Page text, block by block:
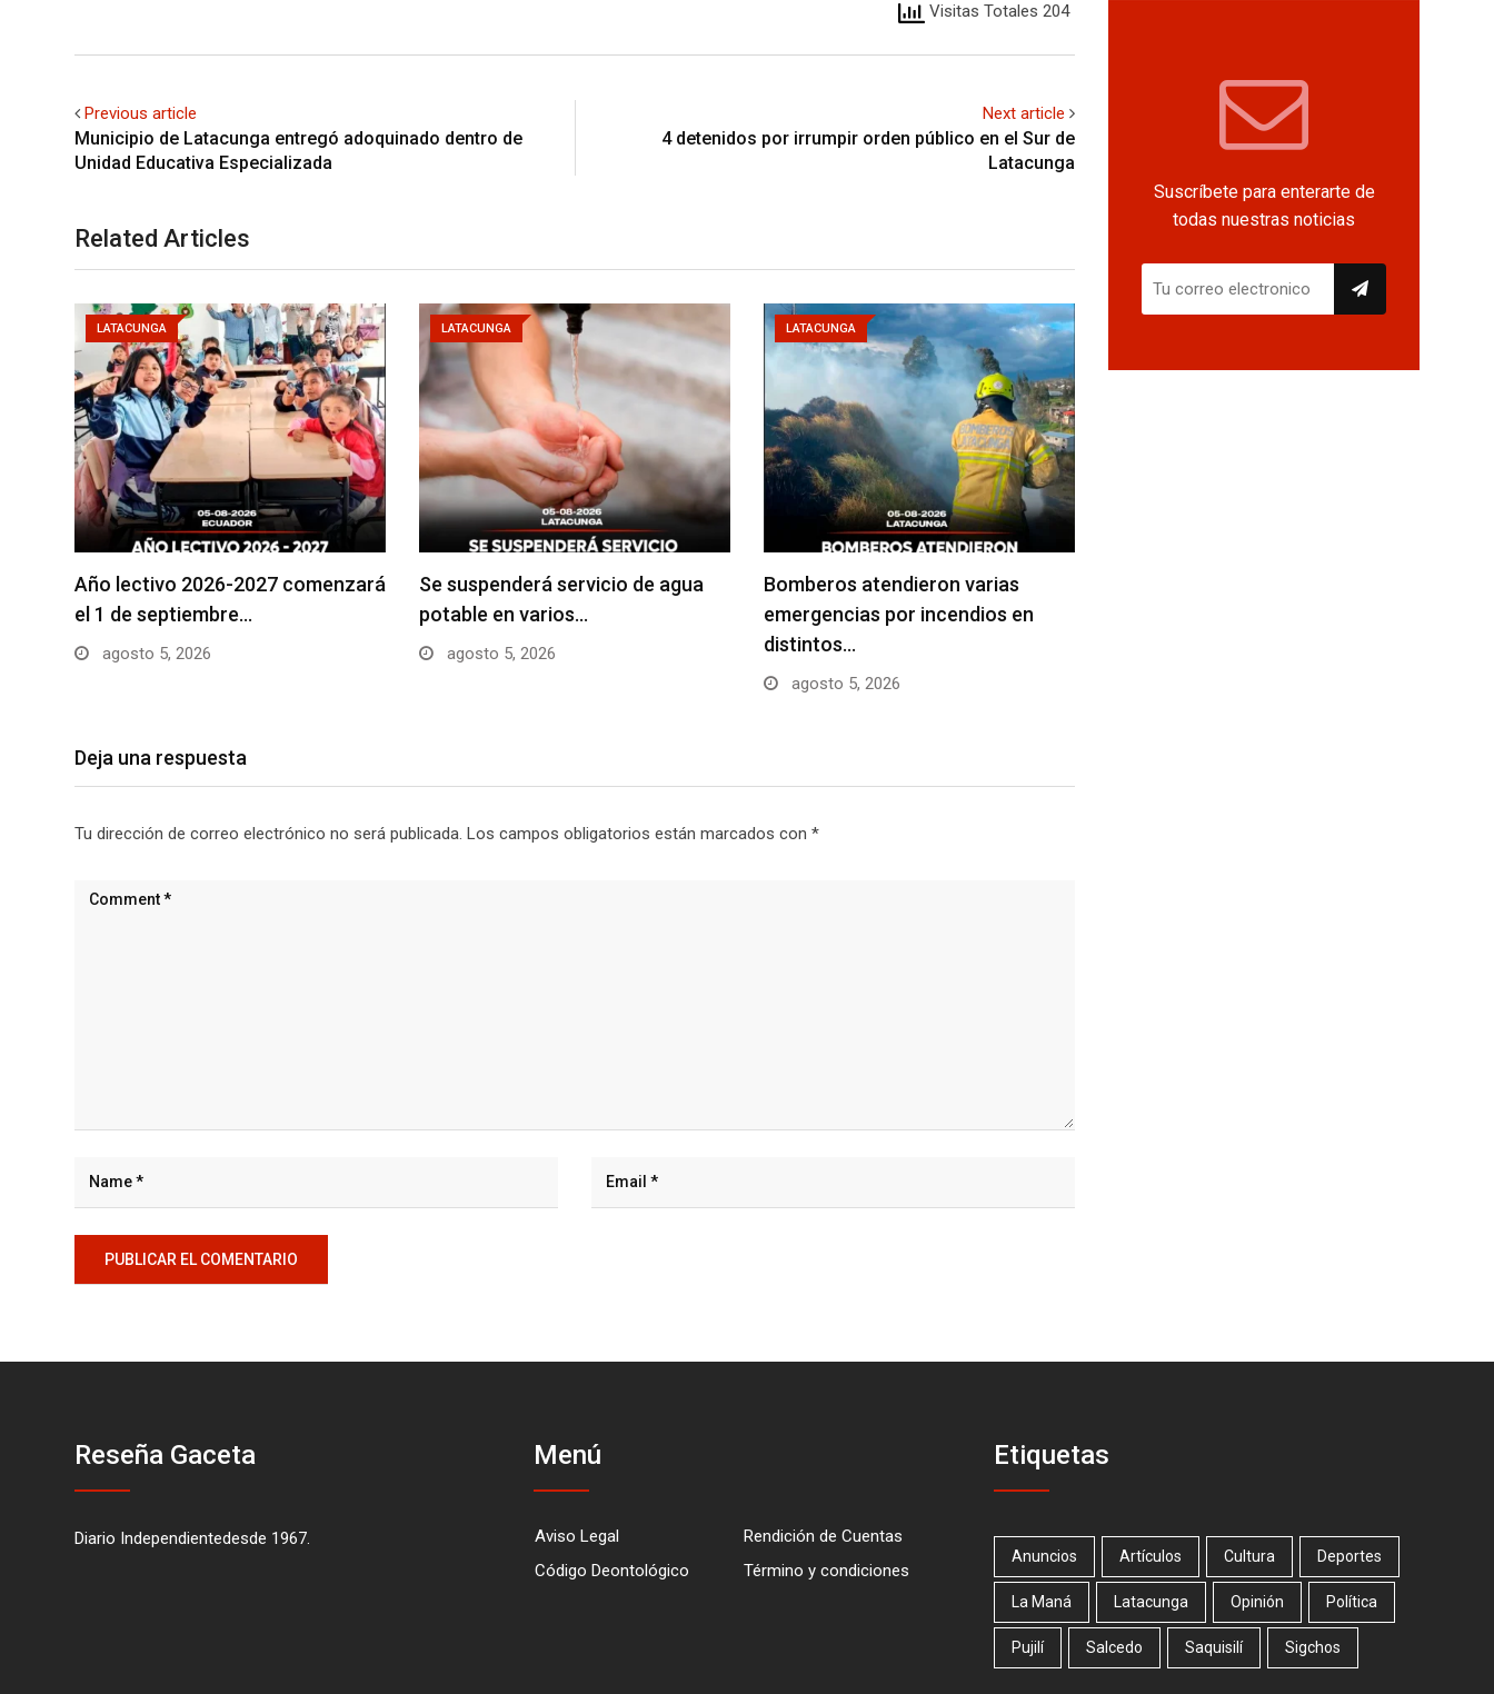
Visitas Totales 204
Previous article
Municipio de Latacunga entregó adoquinado dentro de
Unidad Educativa Especializada
Next article
4 detenidos por irrumpir orden público en el Sur de
Latacunga
Related Articles
LATACUNGA
Año lectivo 2026-2027 comenzará
el 1 de septiembre…
agosto 5, 2026
LATACUNGA
Se suspenderá servicio de agua
potable en varios…
agosto 5, 2026
LATACUNGA
Bomberos atendieron varias
emergencias por incendios en
distintos…
agosto 5, 2026
Deja una respuesta
Tu dirección de correo electrónico no será publicada. Los campos obligatorios están marcados con *
Suscríbete para enterarte de
todas nuestras noticias
Reseña Gaceta
Diario Independientedesde 1967.
Menú
Aviso Legal
Rendición de Cuentas
Código Deontológico
Término y condiciones
Etiquetas
Anuncios Artículos Cultura Deportes
La Maná Latacunga Opinión Política
Pujilí Salcedo Saquisilí Sigchos